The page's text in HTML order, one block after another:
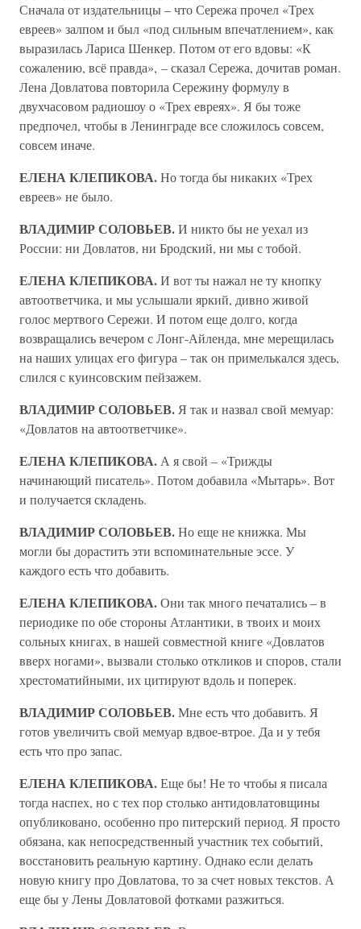
Сначала от издательницы – что Сережа прочел «Трех
евреев» залпом и был «под сильным впечатлением», как
выразилась Лариса Шенкер. Потом от его вдовы: «К
сожалению, всё правда», – сказал Сережа, дочитав роман.
Лена Довлатова повторила Сережину формулу в
двухчасовом радиошоу о «Трех евреях». Я бы тоже
предпочел, чтобы в Ленинграде все сложилось совсем,
совсем иначе.
ЕЛЕНА КЛЕПИКОВА.Но тогда бы никаких «Трех
евреев» не было.
ВЛАДИМИР СОЛОВЬЕВ.И никто бы не уехал из
России: ни Довлатов, ни Бродский, ни мы с тобой.
ЕЛЕНА КЛЕПИКОВА.И вот ты нажал не ту кнопку
автоответчика, и мы услышали яркий, дивно живой
голос мертвого Сережи. И потом еще долго, когда
возвращались вечером с Лонг-Айленда, мне мерещилась
на наших улицах его фигура – так он примелькался здесь,
слился с куинсовским пейзажем.
ВЛАДИМИР СОЛОВЬЕВ. Я так и назвал свой мемуар:
«Довлатов на автоответчике».
ЕЛЕНА КЛЕПИКОВА. А я свой – «Трижды
начинающий писатель». Потом добавила «Мытарь». Вот
и получается складень.
ВЛАДИМИР СОЛОВЬЕВ.Но еще не книжка. Мы
могли бы дорастить эти вспоминательные эссе. У
каждого есть что добавить.
ЕЛЕНА КЛЕПИКОВА.Они так много печатались – в
периодике по обе стороны Атлантики, в твоих и моих
сольных книгах, в нашей совместной книге «Довлатов
вверх ногами», вызвали столько откликов и споров, стали
хрестоматийными, их цитируют вдоль и поперек.
ВЛАДИМИР СОЛОВЬЕВ.Мне есть что добавить. Я
готов увеличить свой мемуар вдвое-втрое. Да и у тебя
есть что про запас.
ЕЛЕНА КЛЕПИКОВА.Еще бы! Не то чтобы я писала
тогда наспех, но с тех пор столько антидовлатовщины
опубликовано, особенно про питерский период. Я просто
обязана, как непосредственный участник тех событий,
восстановить реальную картину. Однако если делать
новую книгу про Довлатова, то за счет новых текстов. А
еще бы у Лены Довлатовой фотками разжиться.